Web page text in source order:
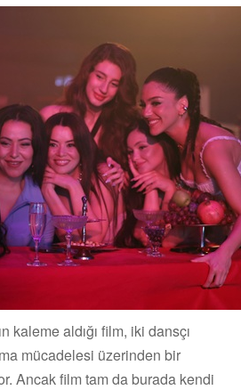
kaleme aldığı film, iki dansçı
mücadelesi üzerinden bir
Ancak film tam da burada kendi